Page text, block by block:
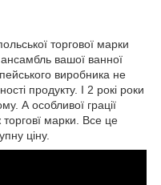
торгової марки
вашої ванної
виробника не
продукту. І 2 рокі роки
А особливої грації
торговї марки. Все це
ціну.